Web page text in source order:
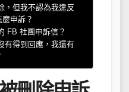
，但我不認為我違反
申訴？
FB 社團申訴信？
有得到回應，我還有